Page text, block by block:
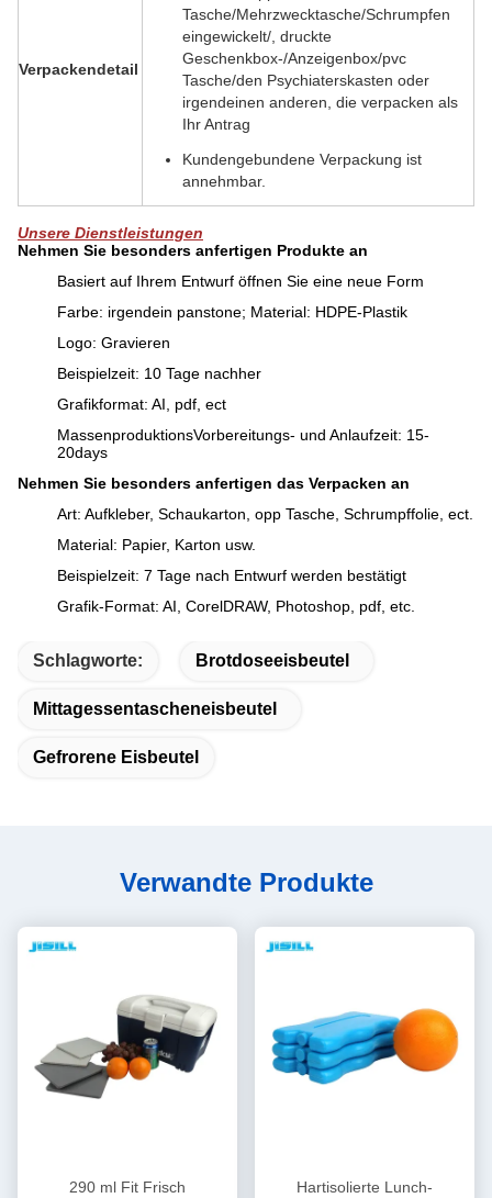
Verpackendetail
Tasche/Mehrzwecktasche/Schrumpfen
eingewickelt/, druckte
Geschenkbox-/Anzeigenbox/pvc
Tasche/den Psychiaterskasten oder
irgendeinen anderen, die verpacken als
Ihr Antrag
Kundengebundene Verpackung ist
annehmbar.
Unsere Dienstleistungen
Nehmen Sie besonders anfertigen Produkte an
Basiert auf Ihrem Entwurf öffnen Sie eine neue Form
Farbe: irgendein panstone; Material: HDPE-Plastik
Logo: Gravieren
Beispielzeit: 10 Tage nachher
Grafikformat: AI, pdf, ect
MassenproduktionsVorbereitungs- und Anlaufzeit: 15-
20days
Nehmen Sie besonders anfertigen das Verpacken an
Art: Aufkleber, Schaukarton, opp Tasche, Schrumpffolie, ect.
Material: Papier, Karton usw.
Beispielzeit: 7 Tage nach Entwurf werden bestätigt
Grafik-Format: AI, CorelDRAW, Photoshop, pdf, etc.
Schlagworte: Brotdoseeisbeutel
Mittagessentascheneisbeutel
Gefrorene Eisbeutel
Verwandte Produkte
290 ml Fit Frisch
Hartisolierte Lunch-